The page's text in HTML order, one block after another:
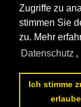
Zugriffe zu
stimmen Sie
zu. Mehr
Datenschutz ,
Ich stimme
erlaube